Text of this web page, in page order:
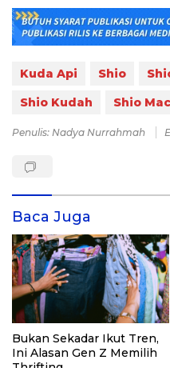
Kuda Api Shio
Shio Kudah
Shio
Penulis: Nadya Nurrahmah
Baca Juga
Bukan Sekadar Ikut Tren,
Ini Alasan Gen Z Memilih